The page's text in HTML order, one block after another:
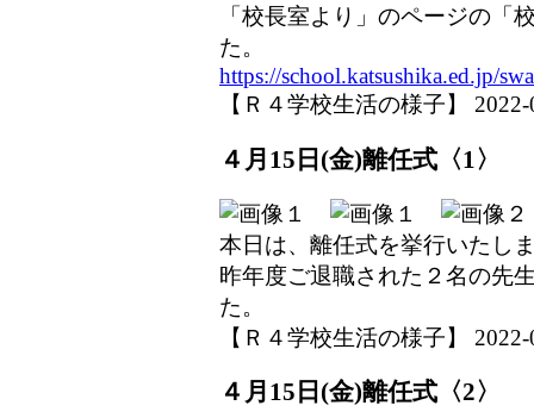
「校長室より」のページの「
た。
https://school.katsushika.ed.jp/
【Ｒ４学校生活の様子】
４月15日(金)離任式〈1〉
本日は、離任式を挙行いたし
昨年度ご退職された２名の先
た。
【Ｒ４学校生活の様子】
４月15日(金)離任式〈2〉